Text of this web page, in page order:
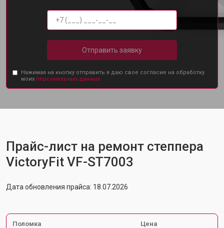
Отправить заявку
Нажимая на кнопку отправить я даю свое согласие на обработку
моих персональных данных.
Прайс-лист на ремонт степпера
VictoryFit VF-ST7003
Дата обновления прайса: 18.07.2026
Поломка Цена